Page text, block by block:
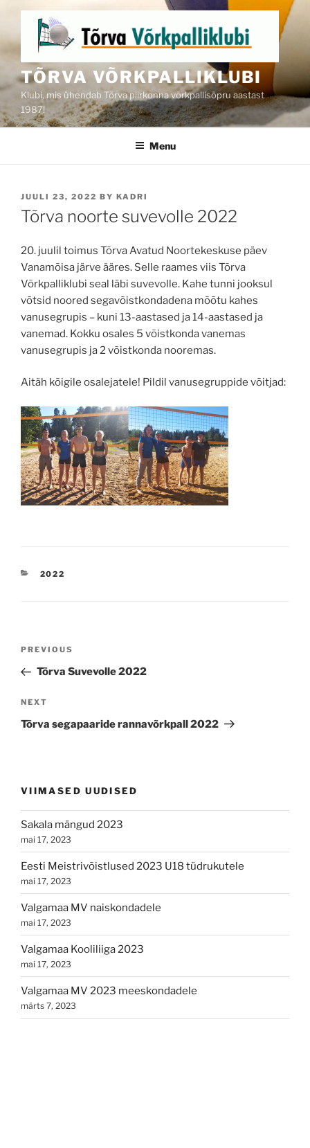
content
TÕRVA VÕRKPALLIKLUBI
Klubi, mis ühendab Tõrva piirkonna võrkpallisõpru aastast
1987!
Menu
POSTED
ON
JUULI 23, 2022 BY KADRI
Tõrva noorte suvevolle 2022
20. juulil toimus Tõrva Avatud Noortekeskuse päev
Vanamõisa järve ääres. Selle raames viis Tõrva
Võrkpalliklubi seal läbi suvevolle. Kahe tunni jooksul
võtsid noored segavõistkondadena mõõtu kahes
vanusegrupis – kuni 13-aastased ja 14-aastased ja
vanemad. Kokku osales 5 võistkonda vanemas
vanusegrupis ja 2 võistkonda nooremas.
Aitäh kõigile osalejatele! Pildil vanusegruppide võitjad:
CATEGORIES
2022
Navigeerimine
Previous
Post
PREVIOUS
Tõrva Suvevolle 2022
Next
Post
NEXT
Tõrva segapaaride rannavõrkpall 2022
VIIMASED UUDISED
Sakala mängud 2023
mai 17, 2023
Eesti Meistrivõistlused 2023 U18 tüdrukutele
mai 17, 2023
Valgamaa MV naiskondadele
mai 17, 2023
Valgamaa Kooliliiga 2023
mai 17, 2023
Valgamaa MV 2023 meeskondadele
märts 7, 2023